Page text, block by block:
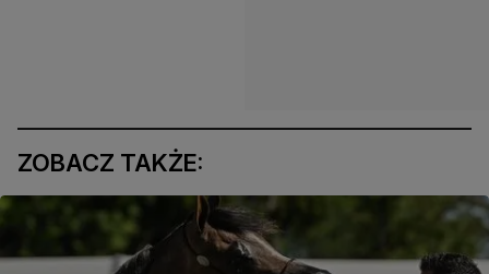
ZOBACZ TAKŻE: